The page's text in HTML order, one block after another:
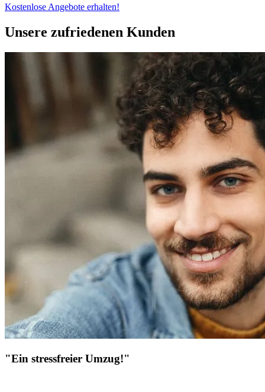
Kostenlose Angebote erhalten!
Unsere zufriedenen Kunden
"Ein stressfreier Umzug!"